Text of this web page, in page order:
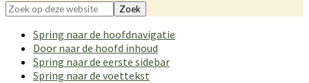
Zoek
deze
website
Spring naar de hoofdnavigatie
Door naar de hoofd inhoud
Spring naar de eerste sidebar
Spring naar de voettekst